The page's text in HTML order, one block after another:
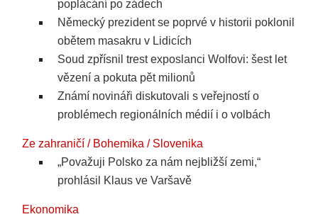
poplácání po zádech
Německý prezident se poprvé v historii poklonil
obětem masakru v Lidicích
Soud zpřísnil trest exposlanci Wolfovi: šest let
vězení a pokuta pět milionů
Známí novináři diskutovali s veřejností o
problémech regionálních médií i o volbách
Ze zahraničí / Bohemika / Slovenika
„Považuji Polsko za nám nejbližší zemi,“
prohlásil Klaus ve Varšavě
Ekonomika